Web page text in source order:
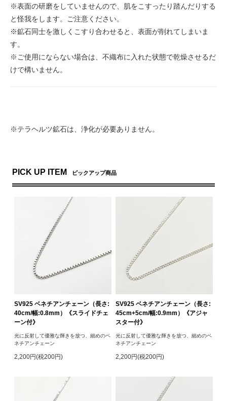
※表面の研磨をしていませんので、肌をこすったり踏んだりする
と怪我をします。ご注意ください。
※鉱石同士を激しくこすり合わせると、表面が削れてしまいま
す。
※ご使用にならない場合は、不織布に入れた状態で乾燥させるだ
けで構いません。
※テラヘルツ鉱石は、浄化が必要ありません。
PICK UP ITEM ピックアップ商品
SV925 ベネチアンチェーン（長さ:
40cm/幅:0.8mm）《スライドチェ
ーン付》
光に反射して優雅な輝きを放つ、細めのベ
ネチアンチェーン
2,200円(税200円)
SV925 ベネチアンチェーン（長さ:
45cm+5cm/幅:0.9mm）《アジャ
スター付》
光に反射して優雅な輝きを放つ、細めのベ
ネチアンチェーン
2,200円(税200円)